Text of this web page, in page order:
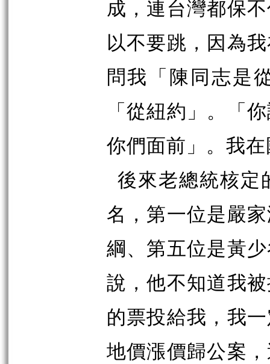
成，連台灣都保
以不要跳，因為
問我「陳同志是
「從紐約」。「
你們面前」。我
後來老總統核定
名，第一位是嚴
綱、第五位是黃
說，他不知道我
的票投給我，我
地價漲價歸公案